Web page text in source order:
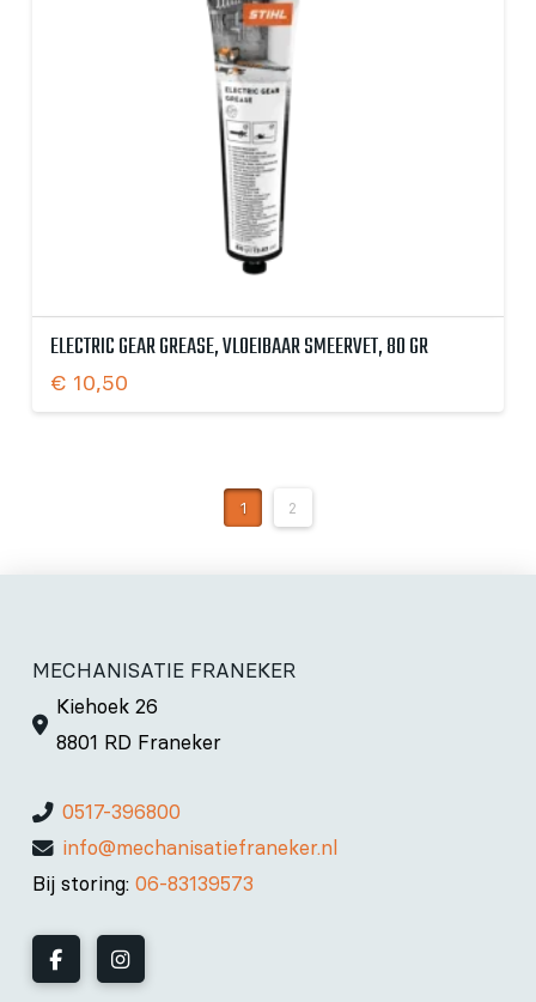
ELECTRIC GEAR GREASE, VLOEIBAAR SMEERVET, 80 GR
€ 10,50
1 2
MECHANISATIE FRANEKER
Kiehoek 26
8801 RD Franeker
0517-396800
info@mechanisatiefraneker.nl
Bij storing: 06-83139573